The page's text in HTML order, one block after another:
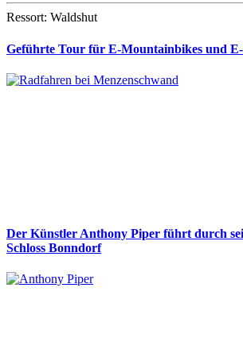
Ressort: Waldshut
Geführte Tour für E-Mountainbikes und
Der Künstler Anthony Piper führt durch
Schloss Bonndorf